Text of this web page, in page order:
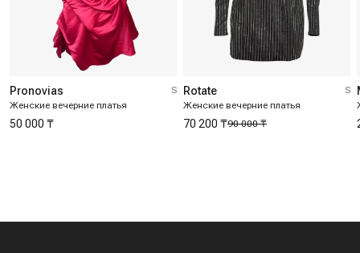
Pronovias
Женские вечерние платья
S
50 000 ₸
Rotate
Женские вечерние платья
S
90 000 ₸
70 200 ₸